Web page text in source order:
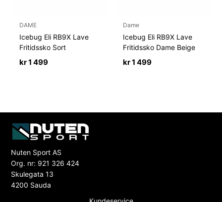
DAME
Icebug Eli RB9X Lave
Fritidssko Sort
kr1 499
Dame
Icebug Eli RB9X Lave
Fritidssko Dame Beige
kr1 499
Nuten Sport AS
Org. nr: 921 326 424
Skulegata 13
4200 Sauda